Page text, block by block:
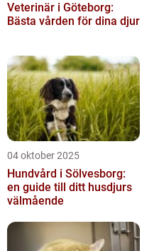
Veterinär i Göteborg:
Bästa vården för dina djur
04 oktober 2025
Hundvård i Sölvesborg:
en guide till ditt husdjurs
välmående